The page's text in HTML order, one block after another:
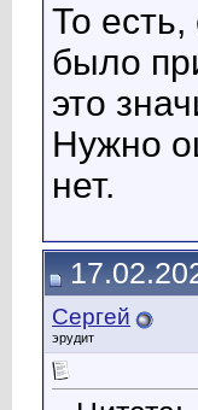
То
было
это
Нужно
нет.
Сергей
эрудит